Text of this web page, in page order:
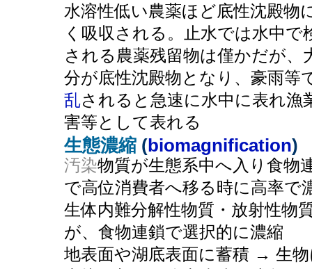
水溶性低い農薬ほど底性沈殿物
く吸収される。止水では水中で
される農薬残留物は僅かだが、
分が底性沈殿物となり、豪雨等
乱されると急速に水中に表れ漁
害等として表れる
生態濃縮 (biomagnification)
汚染物質が生態系中へ入り食物
で高位消費者へ移る時に高率で
生体内難分解性物質・放射性物
が、食物連鎖で選択的に濃縮
地表面や湖底表面に蓄積 → 生